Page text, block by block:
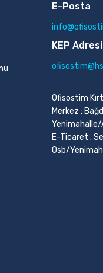
E-Posta
KEP Adresi
Ofisostim
Merkez :
Yenimahalle/
E-Ticaret :
Osb/